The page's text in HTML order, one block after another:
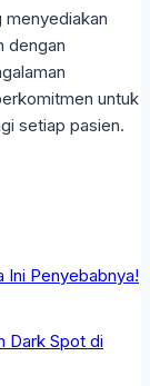
menyediakan
dengan
untuk
setiap pasien.
Ini Penyebabnya!
Dark Spot di